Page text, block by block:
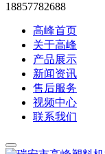
18857782688
高峰首页
关于高峰
产品展示
新闻资讯
售后服务
视频中心
联系我们